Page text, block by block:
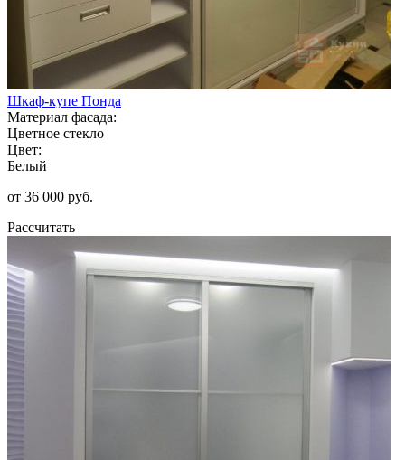
Шкаф-купе Понда
Материал фасада:
Цветное стекло
Цвет:
Белый
от 36 000 руб.
Рассчитать